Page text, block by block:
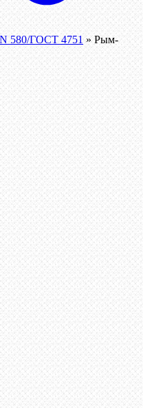
580/ГОСТ 4751 » Рым-